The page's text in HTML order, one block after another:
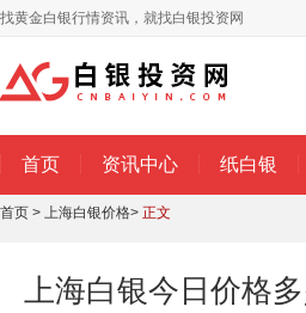
找黄金白银行情资讯，就找白银投资网
首页 资讯中心 纸白银
首页 > 上海白银价格> 正文
上海白银今日价格